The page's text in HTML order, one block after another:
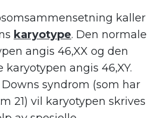
kaller
karyotype. Den normale
angis 46,XX og den
angis 46,XY.
syndrom (som har
21) vil karyotypen skrives